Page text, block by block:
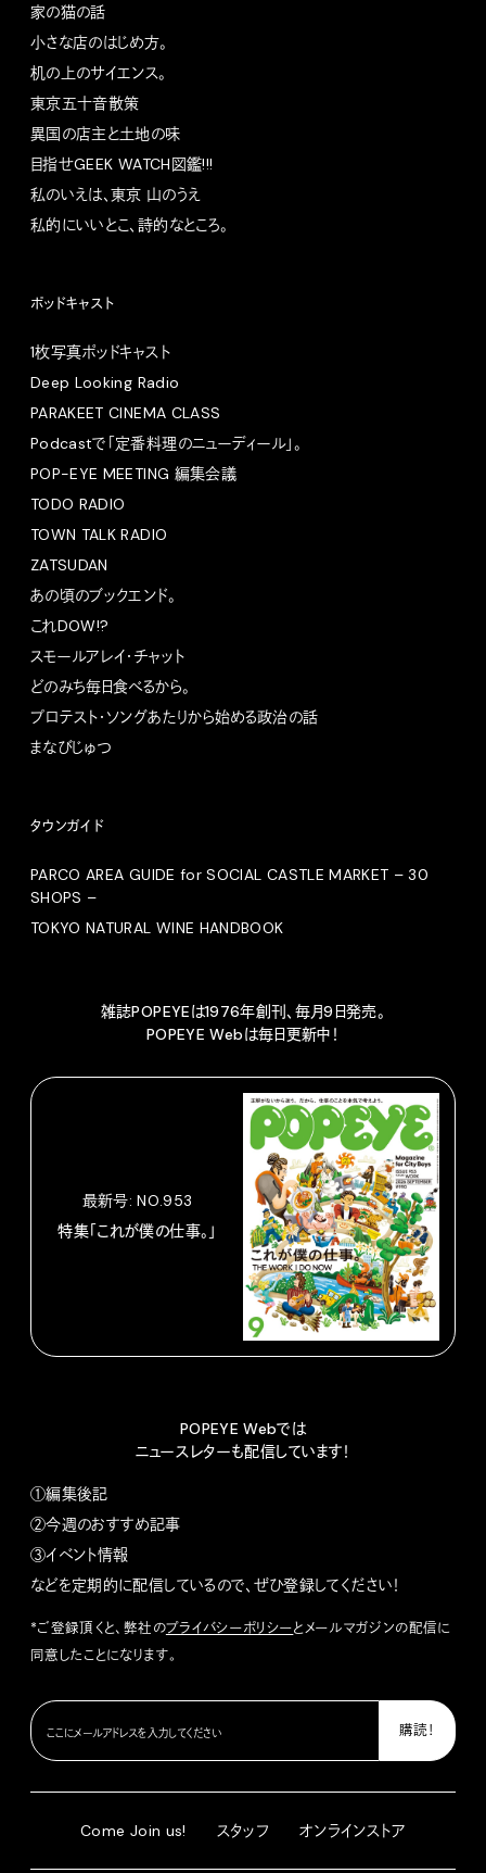
家の猫の話
小さな店のはじめ方。
机の上のサイエンス。
東京五十音散策
異国の店主と土地の味
目指せGEEK WATCH図鑑!!!
私のいえは、東京 山のうえ
私的にいいとこ、詩的なところ。
ポッドキャスト
1枚写真ポッドキャスト
Deep Looking Radio
PARAKEET CINEMA CLASS
Podcastで「定番料理のニューディール」。
POP-EYE MEETING 編集会議
TODO RADIO
TOWN TALK RADIO
ZATSUDAN
あの頃のブックエンド。
これDOW!?
スモールアレイ・チャット
どのみち毎日食べるから。
プロテスト・ソングあたりから始める政治の話
まなびじゅつ
タウンガイド
PARCO AREA GUIDE for SOCIAL CASTLE MARKET – 30
SHOPS –
TOKYO NATURAL WINE HANDBOOK
雑誌POPEYEは1976年創刊、毎月9日発売。
POPEYE Webは毎日更新中！
最新号: NO.953
特集「これが僕の仕事。」
POPEYE Webでは
ニュースレターも配信しています！
①編集後記
②今週のおすすめ記事
③イベント情報
などを定期的に配信しているので、ぜひ登録してください！
*ご登録頂くと、弊社のプライバシーポリシーとメールマガジンの配信に
同意したことになります。
Come Join us! スタッフ オンラインストア